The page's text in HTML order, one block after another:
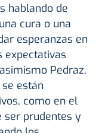
hablando de
cura o una
esperanzas en
expectativas
Pedraz,
están
como en el
ser prudentes y